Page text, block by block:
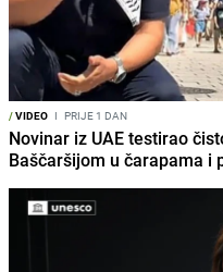
/VIDEO I PRIJE 1 DAN
Novinar iz UAE testirao
Baščaršijom u čarapama i